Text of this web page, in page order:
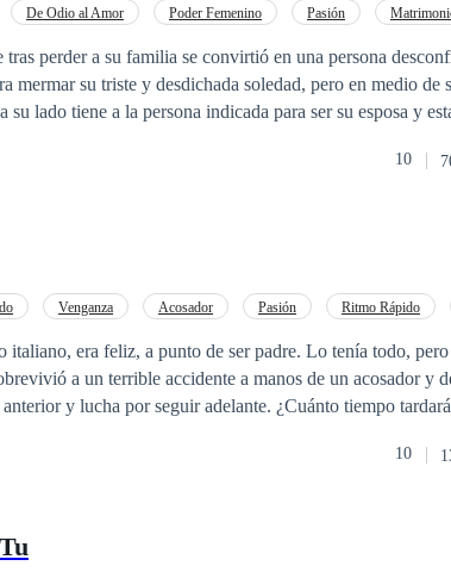
De Odio al Amor Poder Femenino Pasión
perder a su familia se convirtió en una persona
mermar su triste y desdichada soledad, pero en medio de
su lado tiene a la persona indicada para ser su esposa y
Valeria Rivas a aceptar la propuesta de su frío jefe
secretaria tienen más en común de lo que pensó,
10
Venganza Acosador Pasión Ritmo Rápido
italiano, era feliz, a punto de ser padre. Lo tenía todo,
a un terrible accidente a manos de un acosador y
adelante. ¿Cuánto tiempo tardará Dante en encontrarla?
10